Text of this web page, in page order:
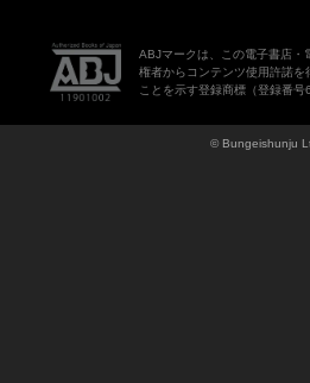
ABJマークは、この電子書店・
権者からコンテンツ使用許諾
ことを示す登録商標（登録番号
© Bungeishunju